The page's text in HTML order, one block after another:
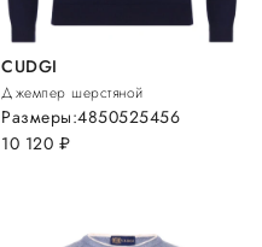
CUDGI
Джемпер шерстяной
10 120 руб.
Размеры:4850525456